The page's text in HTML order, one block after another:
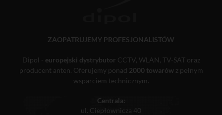
ZAOPATRUJEMY PROFESJONALISTÓW
Dipol - europejski dystrybutor CCTV, WLAN, TV-SAT oraz
producent anten. Oferujemy ponad 2000 towarówz pełnym
wsparciem technicznym.
Centrala:
ul. Ciepłownicza 40